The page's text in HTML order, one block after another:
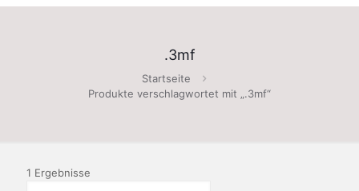
.3mf
Startseite
Produkte verschlagwortet mit „.3mf“
1 Ergebnisse